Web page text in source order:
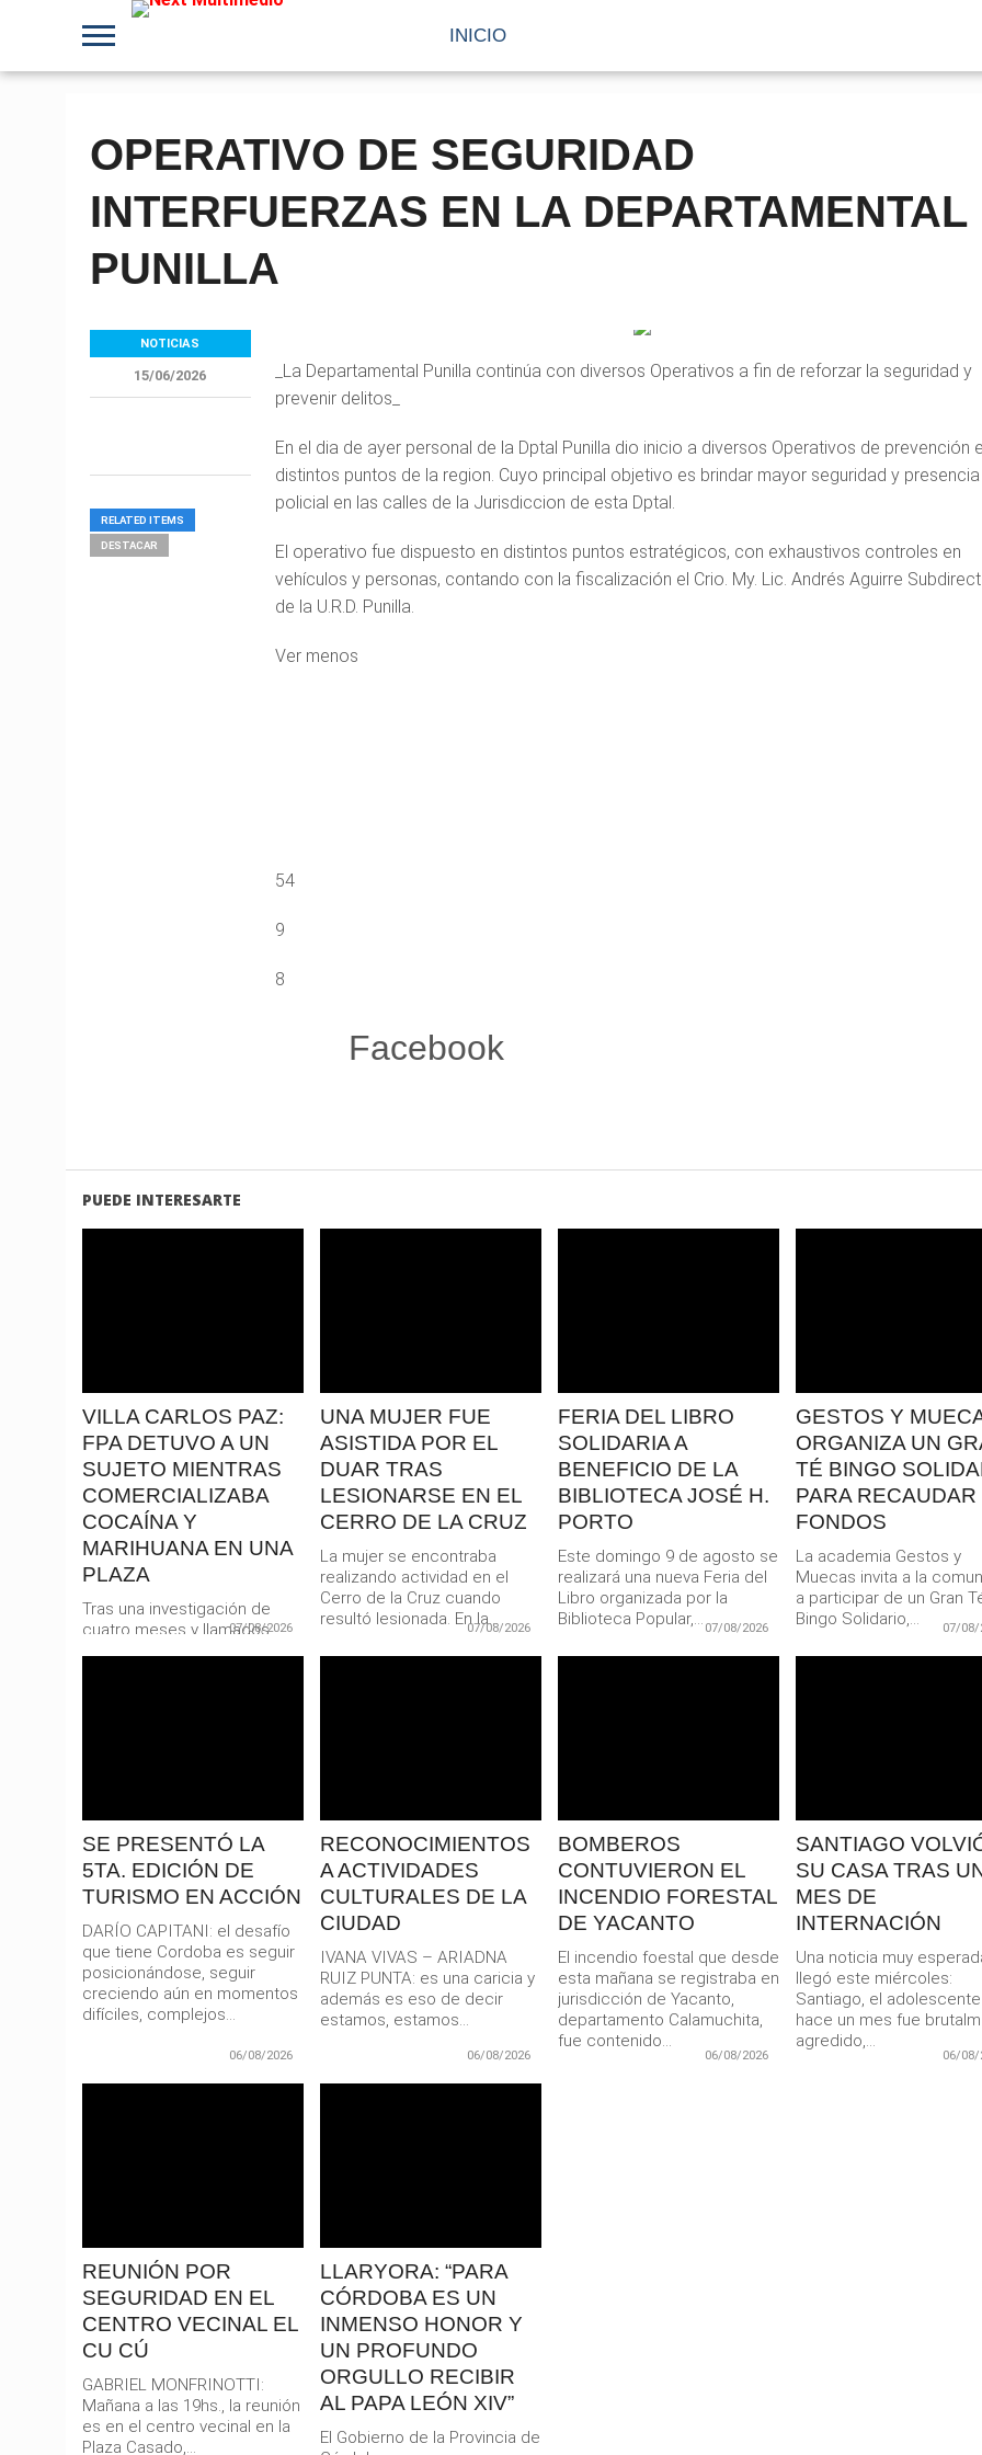
INICIO
OPERATIVO DE SEGURIDAD
INTERFUERZAS EN LA DEPARTAMENTAL
PUNILLA
_La Departamental Punilla continúa con diversos Operativos a fin de reforzar la seguridad y
prevenir delitos_
En el dia de ayer personal de la Dptal Punilla dio inicio a diversos Operativos de prevención
distintos puntos de la region. Cuyo principal objetivo es brindar mayor seguridad y presencia
policial en las calles de la Jurisdiccion de esta Dptal.
El operativo fue dispuesto en distintos puntos estratégicos, con exhaustivos controles en
vehículos y personas, contando con la fiscalización el Crio. My. Lic. Andrés Aguirre
de la U.R.D. Punilla.
Ver menos
54
9
8
Facebook
NOTICIAS
15/06/2026
RELATED ITEMS
DESTACAR
PUEDE INTERESARTE
VILLA CARLOS PAZ:
FPA DETUVO A UN
SUJETO MIENTRAS
COMERCIALIZABA
COCAÍNA Y
MARIHUANA EN UNA
PLAZA
Tras una investigación de
cuatro meses y llamados
07/08/2026
UNA MUJER FUE
ASISTIDA POR EL
DUAR TRAS
LESIONARSE EN EL
CERRO DE LA CRUZ
La mujer se encontraba
realizando actividad en el
Cerro de la Cruz cuando
resultó lesionada. En la...07/08/2026
FERIA DEL LIBRO
SOLIDARIA A
BENEFICIO DE LA
BIBLIOTECA JOSÉ H.
PORTO
Este domingo 9 de agosto se
realizará una nueva Feria del
Libro organizada por la
Biblioteca Popular,... 07/08/2026
GESTOS Y
ORGANIZA UN
TÉ BINGO
PARA RECAUDAR
FONDOS
La academia Gestos y
Muecas invita a la
a participar de un Gran
Bingo Solidario,...
07/08/
SE PRESENTÓ LA
5TA. EDICIÓN DE
TURISMO EN ACCIÓN
DARÍO CAPITANI: el desafío
que tiene Cordoba es seguir
posicionándose, seguir
creciendo aún en momentos
difíciles, complejos...
06/08/2026
RECONOCIMIENTOS
A ACTIVIDADES
CULTURALES DE LA
CIUDAD
IVANA VIVAS – ARIADNA
RUIZ PUNTA: es una caricia y
además es eso de decir
estamos, estamos...
06/08/2026
BOMBEROS
CONTUVIERON EL
INCENDIO FORESTAL
DE YACANTO
El incendio foestal que desde
esta mañana se registraba en
jurisdicción de Yacanto,
departamento Calamuchita,
fue contenido...
06/08/2026
SANTIAGO
SU CASA TRAS
MES DE
INTERNACIÓN
Una noticia muy
llegó este miércoles:
Santiago, el
hace un mes fue
agredido,...
06/08/
REUNIÓN POR
SEGURIDAD EN EL
CENTRO VECINAL EL
CU CÚ
GABRIEL MONFRINOTTI:
Mañana a las 19hs., la reunión
es en el centro vecinal en la
Plaza Casado,...
LLARYORA: “PARA
CÓRDOBA ES UN
INMENSO HONOR Y
UN PROFUNDO
ORGULLO RECIBIR
AL PAPA LEÓN XIV”
El Gobierno de la Provincia de